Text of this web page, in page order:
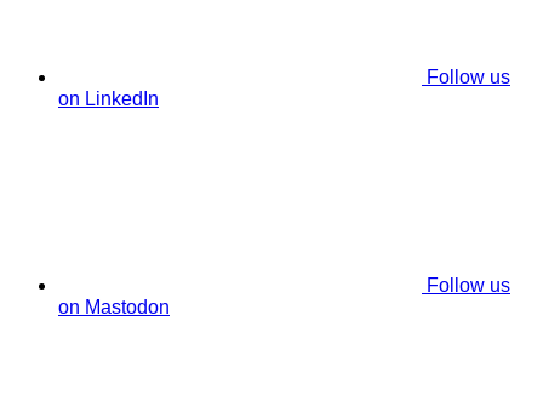
Follow us
on LinkedIn
Follow us
on Mastodon